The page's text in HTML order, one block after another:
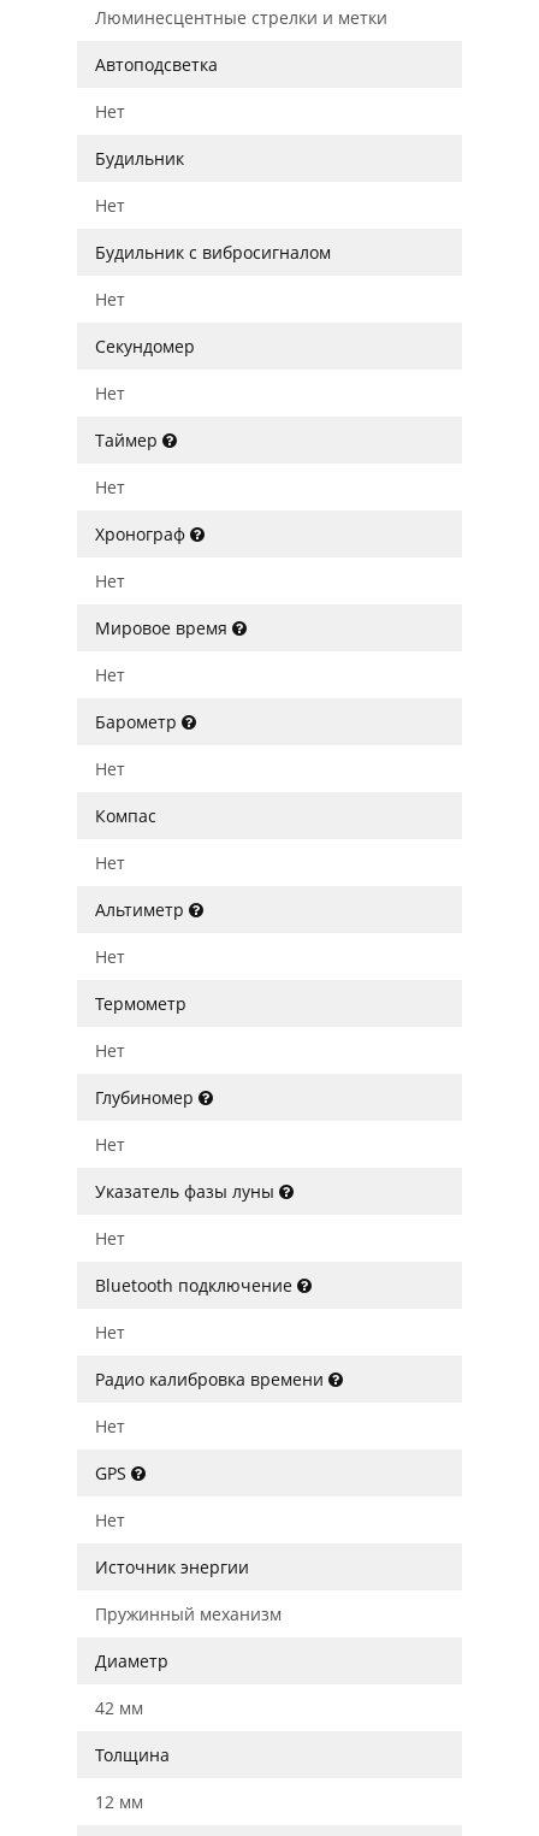
Люминесцентные стрелки и метки
Автоподсветка
Нет
Будильник
Нет
Будильник с вибросигналом
Нет
Секундомер
Нет
Таймер
Нет
Хронограф
Нет
Мировое время
Нет
Барометр
Нет
Компас
Нет
Альтиметр
Нет
Термометр
Нет
Глубиномер
Нет
Указатель фазы луны
Нет
Bluetooth подключение
Нет
Радио калибровка времени
Нет
GPS
Нет
Источник энергии
Пружинный механизм
Диаметр
42 мм
Толщина
12 мм